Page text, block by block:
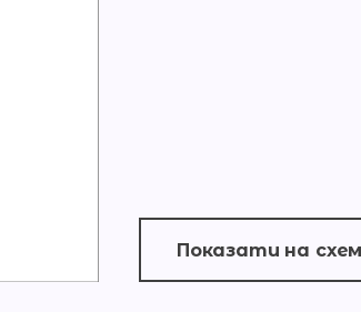
Показати на